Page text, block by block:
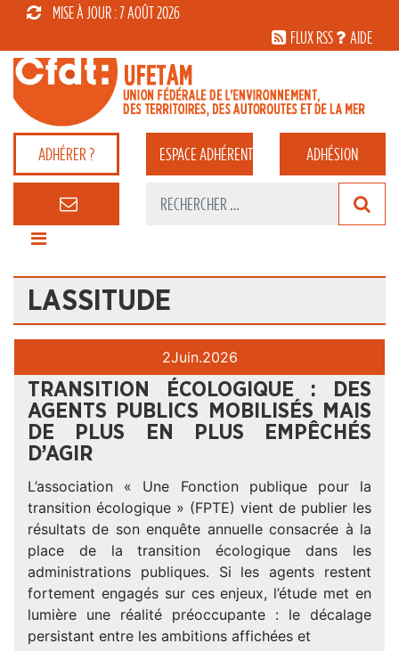
MISE À JOUR : 7 AOÛT 2026
FLUX RSS
AIDE
ADHÉRER ? ESPACEADHÉRENT ADHÉSION
LASSITUDE
2Juin.2026
TRANSITION ÉCOLOGIQUE : DES
AGENTS PUBLICS MOBILISÉS MAIS
DE PLUS EN PLUS EMPÊCHÉS
D’AGIR
L’association « Une Fonction publique pour la
transition écologique » (FPTE) vient de publier les
résultats de son enquête annuelle consacrée à la
place de la transition écologique dans les
administrations publiques. Si les agents restent
fortement engagés sur ces enjeux, l’étude met en
lumière une réalité préoccupante : le décalage
persistant entre les ambitions affichées et